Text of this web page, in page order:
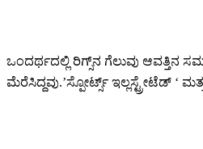
ಒಂದರ್ಥದಲ್ಲಿ ರಿಗ್ಸ್‌ನ ಗೆಲುವು ಆವತ್ತಿನ
ಮೆರೆಸಿದ್ದವು.’ಸ್ಪೋರ್ಟ್ಸ್ ಇಲ್ಲಸ್ಟ್ರೇಟೆಡ್ ‘